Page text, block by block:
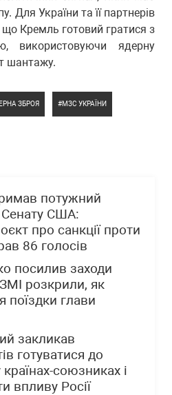
Для України та її партнерів
Кремль готовий гратися з
використовуючи ядерну
шантажу.
ЗБРОЯ МЗС УКРАЇНИ
потужний
Сенату США:
про санкції проти
86 голосів
посилив заходи
розкрили, як
поїздки глави
закликав
готуватися до
країнах-союзниках і
впливу Росії